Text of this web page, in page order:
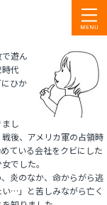
遊ん
代
ひか
し
戦後、アメリカ軍の占領時
ている会社をクビにした
でした。
炎のなか、命からがら逃
…」と苦しみながら亡く